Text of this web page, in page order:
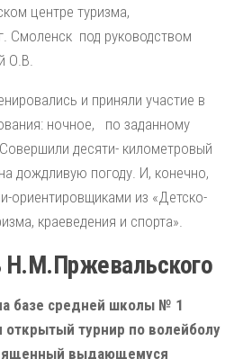
центре туризма,
Смоленск под руководством
О.В.
и приняли участие в
ночное, по заданному
десяти- километровый
дождливую погоду. И, конечно,
ориентировщиками из «Детско-
краеведения и спорта».
Н.М.Пржевальского
базе средней школы № 1
турнир по волейболу
выдающемуся